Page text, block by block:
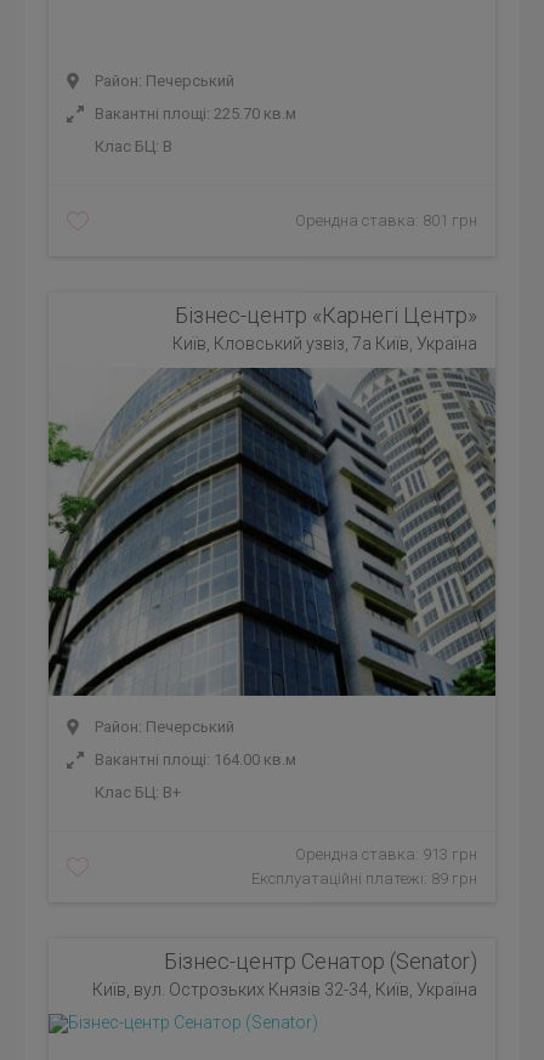
Район: Печерський
Вакантні площі: 225.70 кв.м
Клас БЦ: B
Орендна ставка: 801 грн
Бізнес-центр «Карнегі Центр»
Київ, Кловський узвіз, 7а Київ, Україна
Район: Печерський
Вакантні площі: 164.00 кв.м
Клас БЦ: B+
Орендна ставка: 913 грн
Експлуатаційні платежі: 89 грн
Бізнес-центр Сенатор (Senator)
Київ, вул. Острозьких Князів 32-34, Київ, Україна